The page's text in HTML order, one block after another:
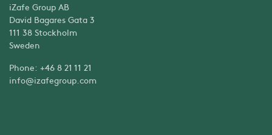
iZafe Group AB
David Bagares Gata 3
111 38 Stockholm
Sweden
Phone: +46 8 21 11 21
info@izafegroup.com